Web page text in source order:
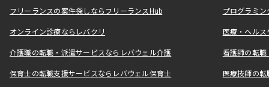
フリーランスの案件探しならフリーランスHub プログラミ
オンライン診療ならレバクリ 医療・ヘル
介護職の転職・派遣サービスならレバウェル介護 看護師の転
保育士の転職支援サービスならレバウェル保育士 医療技師の